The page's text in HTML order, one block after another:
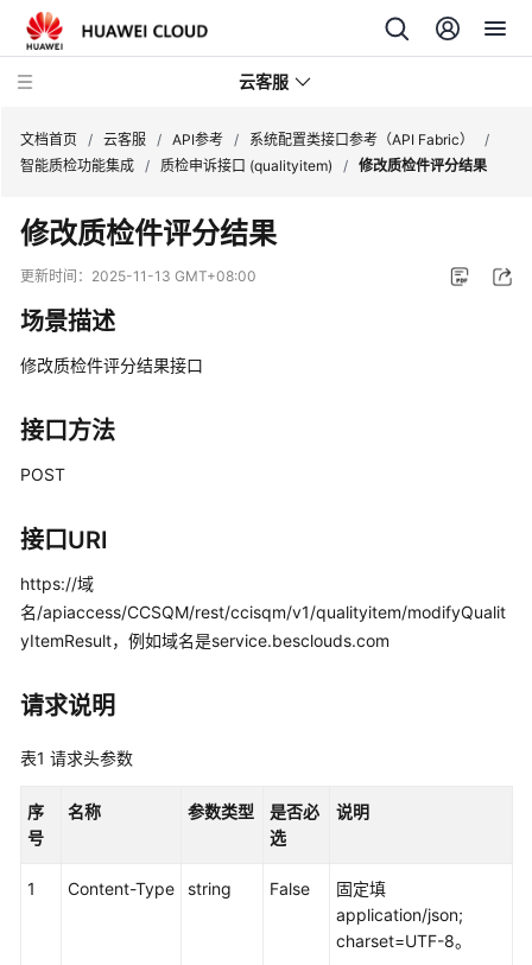
云客服
品
介
速
门
用
指
价
格
明
开
发
文档首页 / 云客服 / API参考 / 系统配置类接口参考（API Fabric）
/
智能质检功能集成 / 质检申诉接口 (qualityitem) / 修改质检件评分结果
修改质检件评分结果
更新时间： 2025-11-13 GMT+08:00
场景描述
修改质检件评分结果接口
接口方法
POST
接口URI
https://域
名/apiaccess/CCSQM/rest/ccisqm/v1/qualityitem/modifyQualit
yItemResult，例如域名是service.besclouds.com
请求说明
表1 请求头参数
序
号
名称 参数类型
是否必
选
说明
1 Content-Type string False
固定填
application/json;
charset=UTF-8。